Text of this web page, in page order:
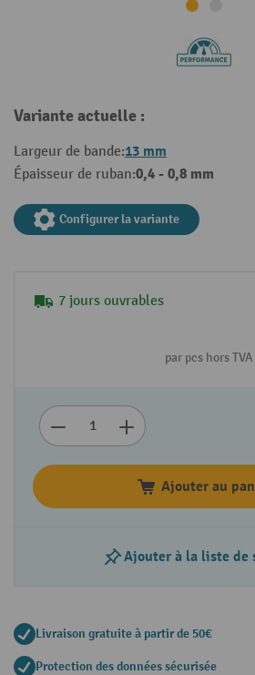
Variante actuelle :
Largeur de bande:13 mm
Épaisseur de ruban:0,4 - 0,8 mm
Configurer la variante
7 jours ouvrables
par pcs hors
Ajouter au
Ajouter à la liste de
Livraison gratuite à partir de 50€
Protection des données sécurisée